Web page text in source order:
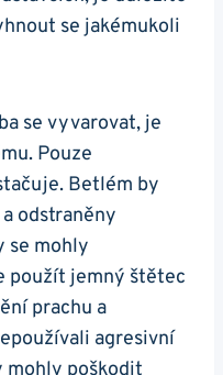
se jakémukoli
se vyvarovat, je
Pouze
Betlém by
odstraněny
se mohly
použít jemný štětec
prachu a
agresivní